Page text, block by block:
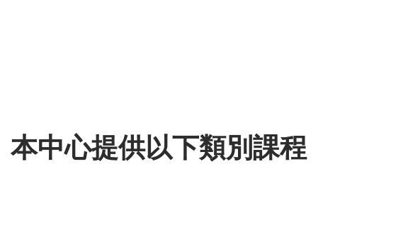
本中心提供以下類別課程